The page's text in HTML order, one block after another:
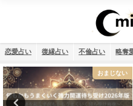
恋愛占い 復縁占い 不倫占い 略奪
おまじない